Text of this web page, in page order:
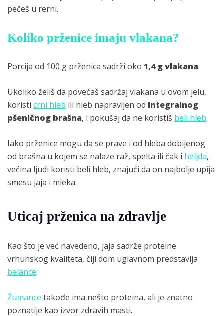
pečeš u rerni.
Koliko prženice imaju vlakana?
Porcija od 100 g prženica sadrži oko 1,4 g vlakana.
Ukoliko želiš da povećaš sadržaj vlakana u ovom jelu,
koristi crni hleb ili hleb napravljen od integralnog
pšeničnog brašna, i pokušaj da ne koristiš beli hleb.
Iako prženice mogu da se prave i od hleba dobijenog
od brašna u kojem se nalaze raž, spelta ili čak i heljda,
većina ljudi koristi beli hleb, znajući da on najbolje upija
smesu jaja i mleka.
Uticaj prženica na zdravlje
Kao što je već navedeno, jaja sadrže proteine
vrhunskog kvaliteta, čiji dom uglavnom predstavlja
belance.
Žumance takođe ima nešto proteina, ali je znatno
poznatije kao izvor zdravih masti.